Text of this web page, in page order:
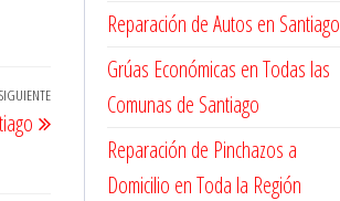
Entrada
siguiente
SIGUIENTE
Reparación de Autos en Santiago
Grúas Económicas en Todas las
Comunas de Santiago
Reparación de Pinchazos a
Domicilio en Toda la Región